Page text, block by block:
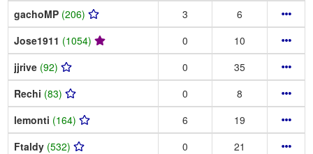
gachoMP (206) 3
6
Jose1911 (1054) 0
10
jjrive (92) 0
35
Rechi (83) 0
8
lemonti (164) 6
19
Ftaldy (532) 0
21